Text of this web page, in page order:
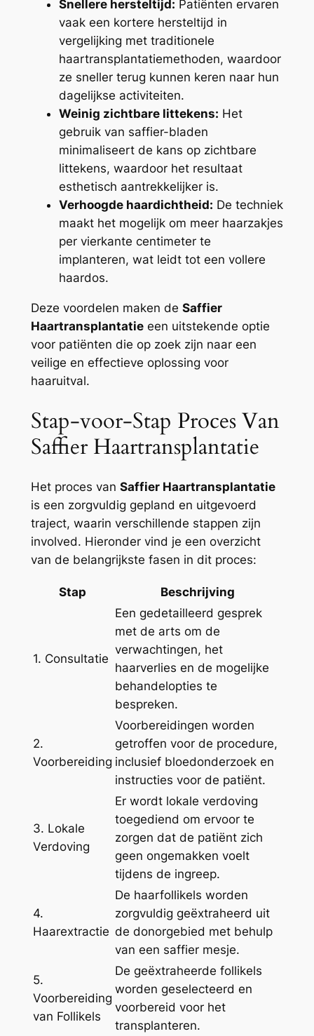
Snellere hersteltijd: Patiënten ervaren
vaak een kortere hersteltijd in
vergelijking met traditionele
haartransplantatiemethoden, waardoor
ze sneller terug kunnen keren naar hun
dagelijkse activiteiten.
Weinig zichtbare littekens: Het
gebruik van saffier-bladen
minimaliseert de kans op zichtbare
littekens, waardoor het resultaat
esthetisch aantrekkelijker is.
Verhoogde haardichtheid: De techniek
maakt het mogelijk om meer haarzakjes
per vierkante centimeter te
implanteren, wat leidt tot een vollere
haardos.
Deze voordelen maken de Saffier
Haartransplantatieeen uitstekende optie
voor patiënten die op zoek zijn naar een
veilige en effectieve oplossing voor
haaruitval.
Stap-voor-Stap Proces Van
Saffier Haartransplantatie
Het proces van Saffier Haartransplantatie
is een zorgvuldig gepland en uitgevoerd
traject, waarin verschillende stappen zijn
involved. Hieronder vind je een overzicht
van de belangrijkste fasen in dit proces:
Stap Beschrijving
1. Consultatie
Een gedetailleerd gesprek
met de arts om de
verwachtingen, het
haarverlies en de mogelijke
behandelopties te
bespreken.
2.
Voorbereiding
Voorbereidingen worden
getroffen voor de procedure,
inclusief bloedonderzoek en
instructies voor de patiënt.
3. Lokale
Verdoving
Er wordt lokale verdoving
toegediend om ervoor te
zorgen dat de patiënt zich
geen ongemakken voelt
tijdens de ingreep.
4.
Haarextractie
De haarfollikels worden
zorgvuldig geëxtraheerd uit
de donorgebied met behulp
van een saffier mesje.
5.
Voorbereiding
van Follikels
De geëxtraheerde follikels
worden geselecteerd en
voorbereid voor het
transplanteren.